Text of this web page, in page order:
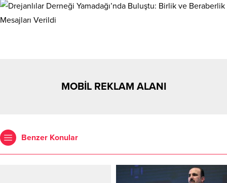
MOBİL REKLAM ALANI
Benzer Konular